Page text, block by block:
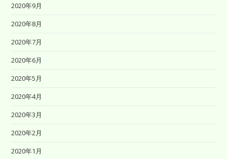
2020年9月
2020年8月
2020年7月
2020年6月
2020年5月
2020年4月
2020年3月
2020年2月
2020年1月